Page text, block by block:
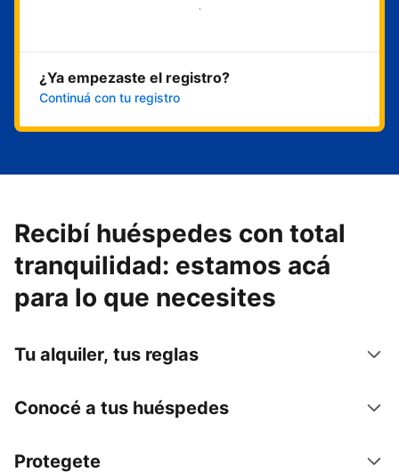
Empezar ahora
¿Ya empezaste el registro?
Continuá con tu registro
Recibí huéspedes con total
tranquilidad: estamos acá
para lo que necesites
Tu alquiler, tus reglas
Conocé a tus huéspedes
Protegete